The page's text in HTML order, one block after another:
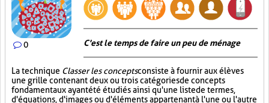
0 C'est le temps de faire un peu de ménage
La technique Classer les conceptsconsiste à fournir aux élèves
une grille contenant deux ou trois catégories de concepts
fondamentaux ayant été étudiés ainsi qu'une liste de termes,
d'équations, d'images ou d'éléments appartenant à l'une ou l'autre